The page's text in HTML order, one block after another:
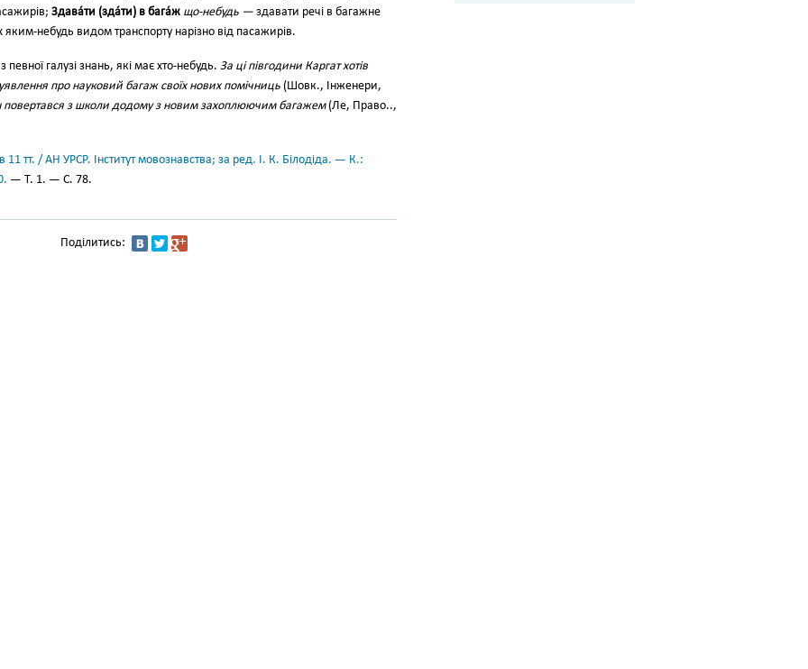
Здава́ти (зда́ти) в бага́ж що-небудь — здавати речі в багажне
яким-небудь видом транспорту нарізно від пасажирів.
певної галузі знань, які має хто-небудь. За ці півгодини Каргат хотів
про науковий багаж своїх нових помічниць (Шовк., Інженери,
повертався з школи додому з новим захоплюючим багажем(Ле, Право..,
11 тт. / АН УРСР. Інститут мовознавства; за ред. І. К. Білодіда. — К.:
— Т. 1. — С. 78.
Поділитись: